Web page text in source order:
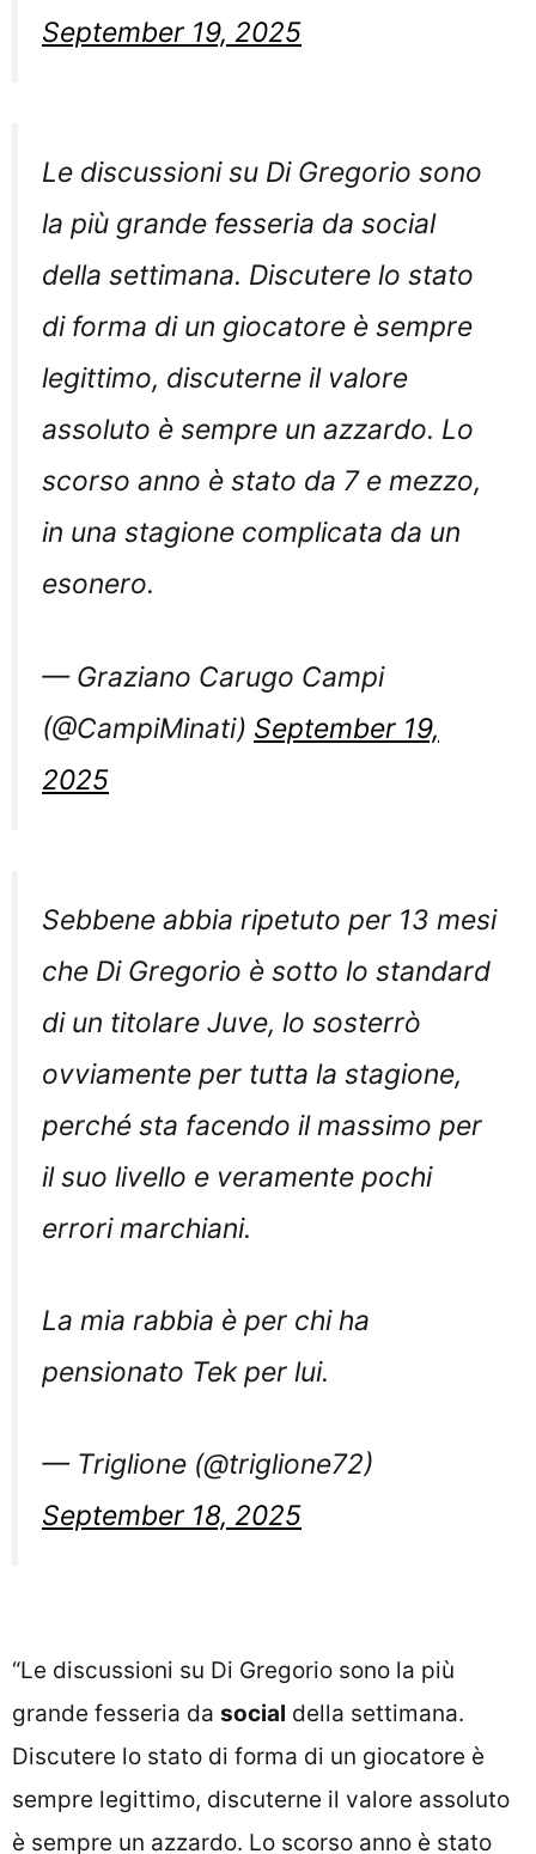
September 19, 2025
Le discussioni su Di Gregorio sono
la più grande fesseria da social
della settimana. Discutere lo stato
di forma di un giocatore è sempre
legittimo, discuterne il valore
assoluto è sempre un azzardo. Lo
scorso anno è stato da 7 e mezzo,
in una stagione complicata da un
esonero.
— Graziano Carugo Campi
(@CampiMinati) September 19,
2025
Sebbene abbia ripetuto per 13 mesi
che Di Gregorio è sotto lo standard
di un titolare Juve, lo sosterrò
ovviamente per tutta la stagione,
perché sta facendo il massimo per
il suo livello e veramente pochi
errori marchiani.
La mia rabbia è per chi ha
pensionato Tek per lui.
— Triglione (@triglione72)
September 18, 2025
“Le discussioni su Di Gregorio sono la più
grande fesseria da social della settimana.
Discutere lo stato di forma di un giocatore è
sempre legittimo, discuterne il valore assoluto
è sempre un azzardo. Lo scorso anno è stato